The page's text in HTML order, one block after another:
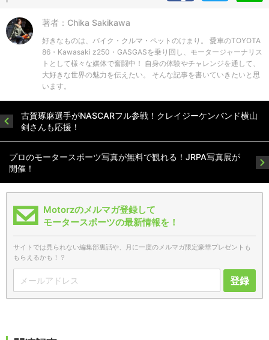
著者：Chika Sakikawa
好きなものは、バイク・クルマ・ペットのけまり。 愛車のTOYOTA
86・Kawasaki z250・GASGASを乗り回し、モータージャーナリス
トとして様々な媒体で奮闘中！ 自身の体験やチャレンジを通して、
大好きな世界の魅力を伝えたい。 そんな記事を書いていきたいと思
います。
古賀琢麻選手がNASCARフル参戦！クレイジーケンバンド横山
剣さんも応援！
プロのモータースポーツ写真が無料で観れる！JRPA写真展が
開催！
Motorzのメルマガ登録して
モータースポーツの最新情報を！
サイトでは見られない編集部裏話や、月に一度のメルマガ限定豪華プレゼントも
もらえるかも！？
登録